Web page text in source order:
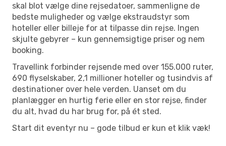
skal blot vælge dine rejsedatoer, sammenligne de
bedste muligheder og vælge ekstraudstyr som
hoteller eller billeje for at tilpasse din rejse. Ingen
skjulte gebyrer – kun gennemsigtige priser og nem
booking.
Travellink forbinder rejsende med over 155.000 ruter,
690 flyselskaber, 2,1 millioner hoteller og tusindvis af
destinationer over hele verden. Uanset om du
planlægger en hurtig ferie eller en stor rejse, finder
du alt, hvad du har brug for, på ét sted.
Start dit eventyr nu – gode tilbud er kun et klik væk!